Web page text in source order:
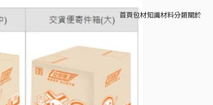
首頁包材知識材料分類關於